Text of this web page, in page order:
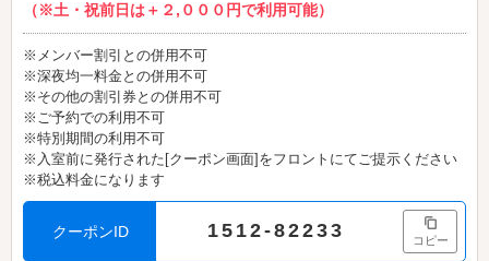
（※土・祝前日は＋２,０００円で利用可能）
※メンバー割引との併用不可
※深夜均一料金との併用不可
※その他の割引券との併用不可
※ご予約での利用不可
※特別期間の利用不可
※入室前に発行された[クーポン画面]をフロントにてご提示ください
※税込料金になります
クーポンID 1512-82233 コピー